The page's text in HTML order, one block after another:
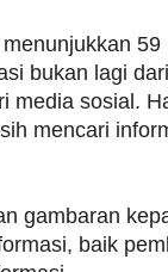
bukan lagi
media sosial.
mencari
gambaran
baik